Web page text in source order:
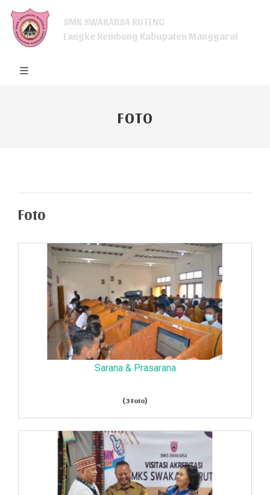
SMK SWAKARSA RUTENG
Langke Rembong Kabupaten Manggarai
FOTO
Foto
Sarana & Prasarana
(3 Foto)